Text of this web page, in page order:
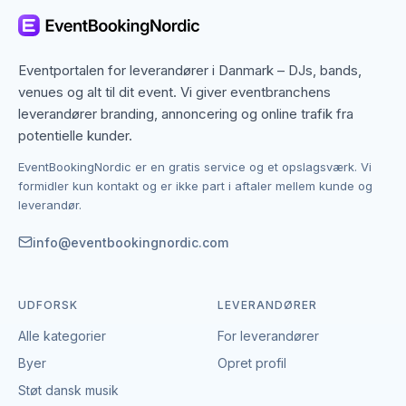
Kolding, men også specialister fra nabobyer, der
hvis du har en bestemt stil, et bestemt budget eller en
speciel ramme i tankerne.
Kontakten foregår altid direkte mellem dig og den
EventBookingNordic er en åben portal – vi tager
hverken gebyr eller provision, og du laver aftalen på
præcisere leverancen og indgå en aftale, der passer
Eventportalen for leverandører i Danmark – DJs, bands,
venues og alt til dit event. Vi giver eventbranchens
leverandører branding, annoncering og online trafik fra
potentielle kunder.
EventBookingNordic er en gratis service og et opslagsværk. Vi
formidler kun kontakt og er ikke part i aftaler mellem kunde og
leverandør.
info@eventbookingnordic.com
UDFORSK
Alle kategorier
Byer
Støt dansk musik
LEVERANDØRER
For leverandører
Opret profil